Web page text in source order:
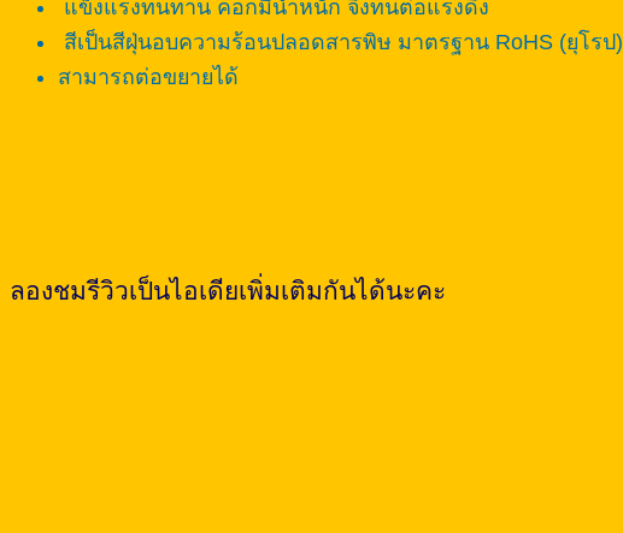
แข็งแรงทนทาน คอกมีน้ำหนัก จึงทนต่อแรงดึง
สีเป็นสีฝุ่นอบความร้อนปลอดสารพิษ มาตรฐาน RoHS (ยุโรป)
สามารถต่อขยายได้
ลองชมรีวิวเป็นไอเดียเพิ่มเติมกันได้นะคะ